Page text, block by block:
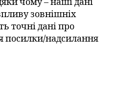
зовнішніх
точні дані про
посилки/надсилання